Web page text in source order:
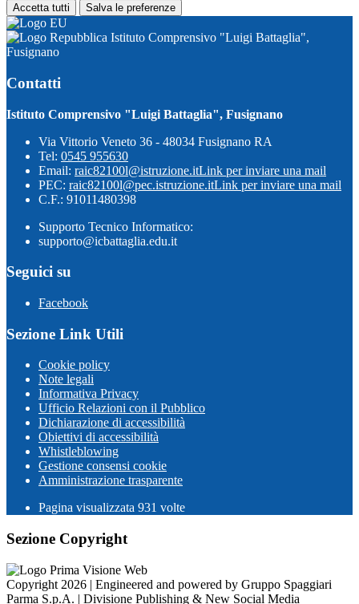
Accetta tutti Salva le preferenze
Istituto Comprensivo "Luigi Battaglia",
Fusignano
Contatti
Istituto Comprensivo "Luigi Battaglia", Fusignano
Via Vittorio Veneto 36 - 48034 Fusignano RA
Tel: 0545 955630
Email: raic82100l@istruzione.itLink per inviare una mail
PEC: raic82100l@pec.istruzione.itLink per inviare una mail
C.F.: 91011480398
Supporto Tecnico Informatico:
supporto@icbattaglia.edu.it
Seguici su
Facebook
Sezione Link Utili
Cookie policy
Note legali
Informativa Privacy
Ufficio Relazioni con il Pubblico
Dichiarazione di accessibilità
Obiettivi di accessibilità
Whistleblowing
Gestione consensi cookie
Amministrazione trasparente
Pagina visualizzata 931 volte
Sezione Copyright
Copyright 2026 | Engineered and powered by Gruppo Spaggiari
Parma S.p.A. | Divisione Publishing & New Social Media